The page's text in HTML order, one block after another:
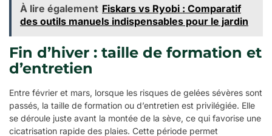
À lire également Fiskars vs Ryobi : Comparatif
des outils manuels indispensables pour le jardin
Fin d’hiver : taille de formation et
d’entretien
Entre février et mars, lorsque les risques de gelées sévères sont
passés, la taille de formation ou d’entretien est privilégiée. Elle
se déroule juste avant la montée de la sève, ce qui favorise une
cicatrisation rapide des plaies. Cette période permet